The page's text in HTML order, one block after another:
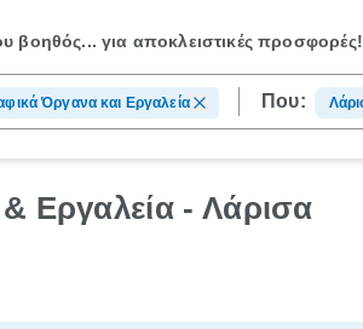
βοηθός...για αποκλειστικές προσφορές!
Όργανα και Εργαλεία Που:
Εργαλεία - Λάρισα